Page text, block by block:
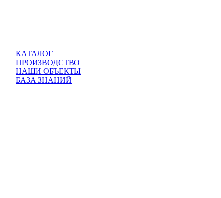
КАТАЛОГ
ПРОИЗВОДСТВО
НАШИ ОБЪЕКТЫ
БАЗА ЗНАНИЙ